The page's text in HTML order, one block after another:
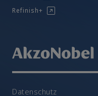
Refinish+
Datenschutz